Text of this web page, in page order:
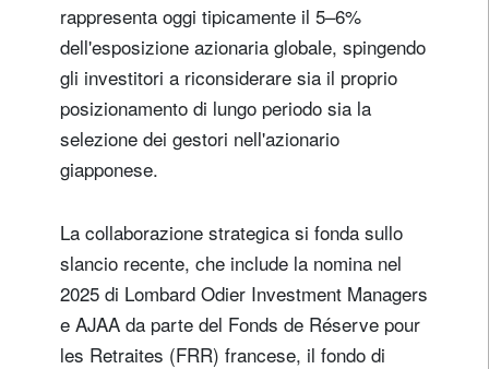
rappresenta oggi tipicamente il 5–6%
dell'esposizione azionaria globale, spingendo
gli investitori a riconsiderare sia il proprio
posizionamento di lungo periodo sia la
selezione dei gestori nell'azionario
giapponese.
La collaborazione strategica si fonda sullo
slancio recente, che include la nomina nel
2025 di Lombard Odier Investment Managers
e AJAA da parte del Fonds de Réserve pour
les Retraites (FRR) francese, il fondo di